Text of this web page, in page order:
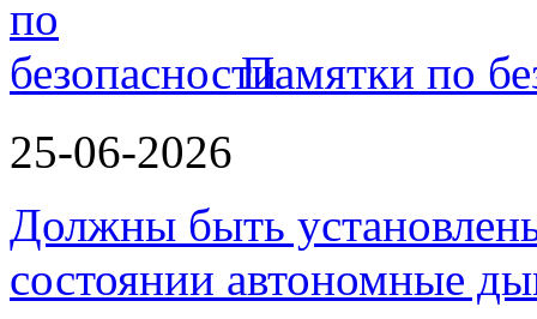
Памятки по
25-06-2026
Должны быть
состоянии автономные